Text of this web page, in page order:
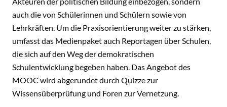
auch die von Schülerinnen und Schülern sowie von
Lehrkräften. Um die Praxisorientierung weiter zu stärken,
umfasst das Medienpaket auch Reportagen über Schulen,
die sich auf den Weg der demokratischen
Schulentwicklung begeben haben. Das Angebot des
MOOC wird abgerundet durch Quizze zur
Wissensüberprüfung und Foren zur Vernetzung.